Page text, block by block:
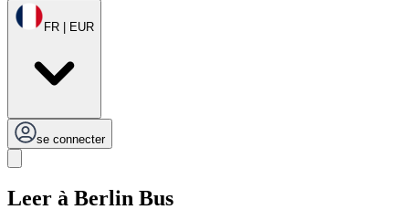
FR | EUR
se connecter
Leer à Berlin Bus